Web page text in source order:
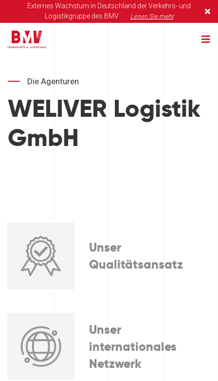
Externes Wachstum in Deutschland der Verkehrs- und
Logistikgruppe des BMV
Lesen Sie mehr
Die Agenturen
WELIVER Logistik
GmbH
Unser
Qualitätsansatz
Unser
internationales
Netzwerk